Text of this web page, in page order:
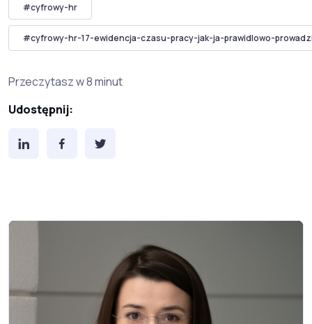
#cyfrowy-hr
#cyfrowy-hr-17-ewidencja-czasu-pracy-jak-ja-prawidlowo-
Przeczytasz w 8 minut
Udostępnij: